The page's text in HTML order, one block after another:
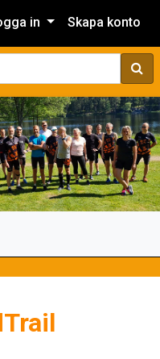
in Skapa konto
Sök